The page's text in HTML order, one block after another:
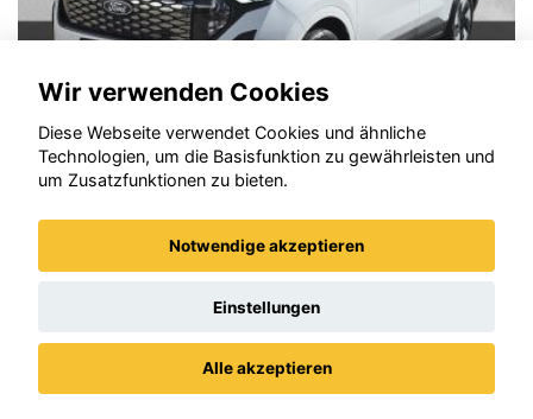
Wir verwenden Cookies
Diese Webseite verwendet Cookies und ähnliche
Technologien, um die Basisfunktion zu gewährleisten und
um Zusatzfunktionen zu bieten.
Notwendige akzeptieren
Einstellungen
Alle akzeptieren